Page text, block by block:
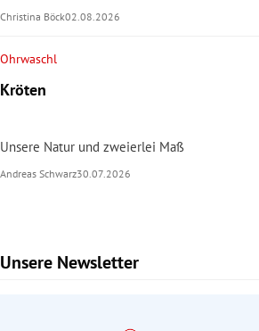
Christina Böck02.08.2026
Ohrwaschl
Kröten
Unsere Natur und zweierlei Maß
Andreas Schwarz30.07.2026
Unsere Newsletter
Slide 1 von 9